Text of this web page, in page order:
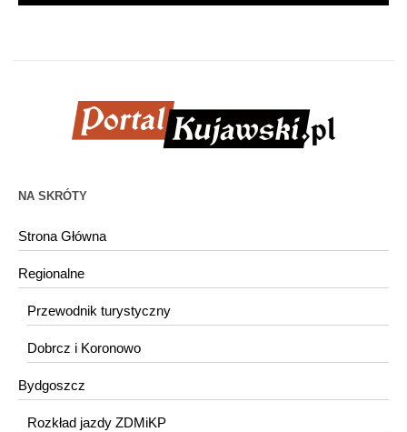
NA SKRÓTY
Strona Główna
Regionalne
Przewodnik turystyczny
Dobrcz i Koronowo
Bydgoszcz
Rozkład jazdy ZDMiKP